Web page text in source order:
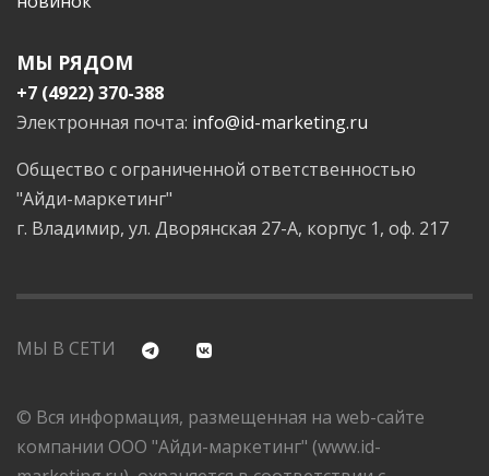
МЫ РЯДОМ
+7 (4922) 370-388
Электронная почта: info@id-marketing.ru
Общество с ограниченной ответственностью
"Айди-маркетинг"
г. Владимир, ул. Дворянская 27-А, корпус 1, оф. 217
МЫ В СЕТИ
© Вся информация, размещенная на web-сайте
компании ООО "Айди-маркетинг" (www.id-